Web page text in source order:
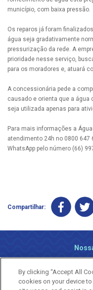
município, com baixa pressão.
Os reparos já foram
água seja gradativamente
pressurização da rede. A
prioridade nesse serviço,
para os moradores e, atuará
A concessionária pede a
causado e orienta que a água
seja utilizada apenas para
Para mais informações a
atendimento 24h no 0800 647
WhatsApp pelo número (66)
Compartilhar:
By clicking “Accept All
cookies on your device